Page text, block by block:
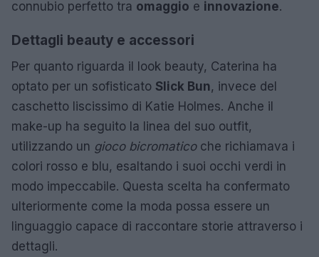
connubio perfetto tra omaggio e innovazione.
Dettagli beauty e accessori
Per quanto riguarda il look beauty, Caterina ha
optato per un sofisticato Slick Bun, invece del
caschetto liscissimo di Katie Holmes. Anche il
make-up ha seguito la linea del suo outfit,
utilizzando un gioco bicromaticoche richiamava i
colori rosso e blu, esaltando i suoi occhi verdi in
modo impeccabile. Questa scelta ha confermato
ulteriormente come la moda possa essere un
linguaggio capace di raccontare storie attraverso i
dettagli.